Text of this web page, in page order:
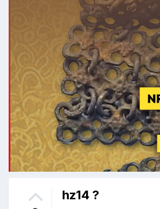
hz14 ?